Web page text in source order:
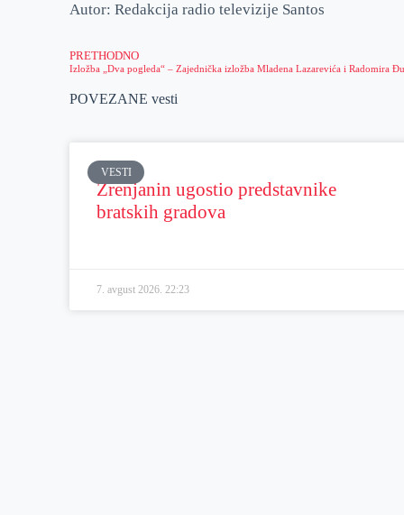
Autor: Redakcija radio televizije Santos
PRETHODNO
Izložba „Dva pogleda“ – Zajednička izložba Mladena Lazarevića i Radomira
POVEZANE vesti
VESTI
Zrenjanin ugostio predstavnike
bratskih gradova
7. avgust 2026.22:23